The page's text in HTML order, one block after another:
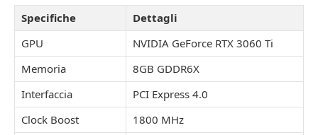
Specifiche
Dettagli
GPU
NVIDIA GeForce RTX 3060 Ti
Memoria
8GB GDDR6X
Interfaccia
PCI Express 4.0
Clock Boost
1800 MHz